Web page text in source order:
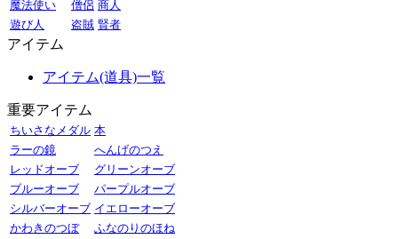
魔法使い
僧侶 商人
遊び人
盗賊 賢者
アイテム
アイテム(道具)一覧
重要アイテム
ちいさなメダル 本
ラーの鏡
へんげのつえ
レッドオーブ
グリーンオーブ
ブルーオーブ
パープルオーブ
シルバーオーブ イエローオーブ
かわきのつぼ
ふなのりのほね